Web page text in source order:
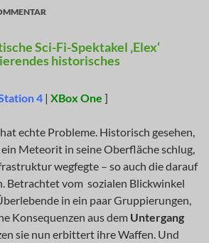
Sci-Fi-Spektakel ‚Elex‘
historisches
4 | XBox One ]
echte Probleme. Historisch gesehen,
Meteorit in seine Oberfläche schlug,
wegfegte – so auch die darauf
Betrachtet vom sozialen Blickwinkel
in ein paar Gruppierungen,
Konsequenzen aus dem Untergang
sie nun erbittert ihre Waffen. Und